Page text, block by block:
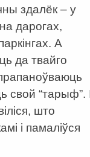
здалёк – у
дарогах,
А
да твайго
свой “тарыф”.
што
і памаліўся